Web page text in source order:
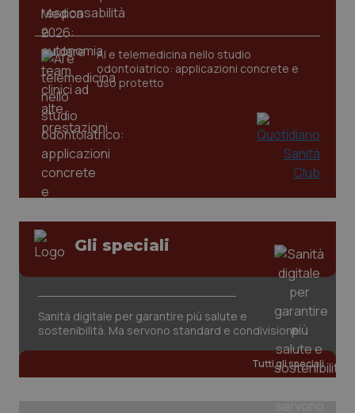
AI e telemedicina nello studio
odontoiatrico: applicazioni concrete e
uso protetto
Gli speciali
Sanità digitale per garantire più salute e
sostenibilità. Ma servono standard e condivisione
Tutti gli speciali
tracking-enable
tracking-sites-ironfish-
www.quotidianosanita.it
Google LLC
.quotidianosanita.it
1
mese